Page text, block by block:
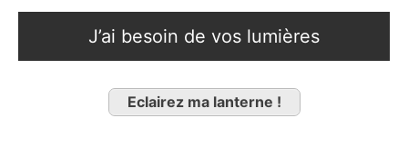
J’ai besoin de vos lumières
Eclairez ma lanterne !